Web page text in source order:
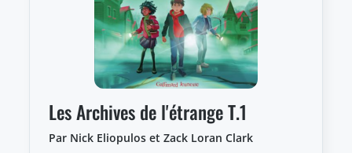
Les Archives de l'étrange T.1
Par Nick Eliopulos et Zack Loran Clark